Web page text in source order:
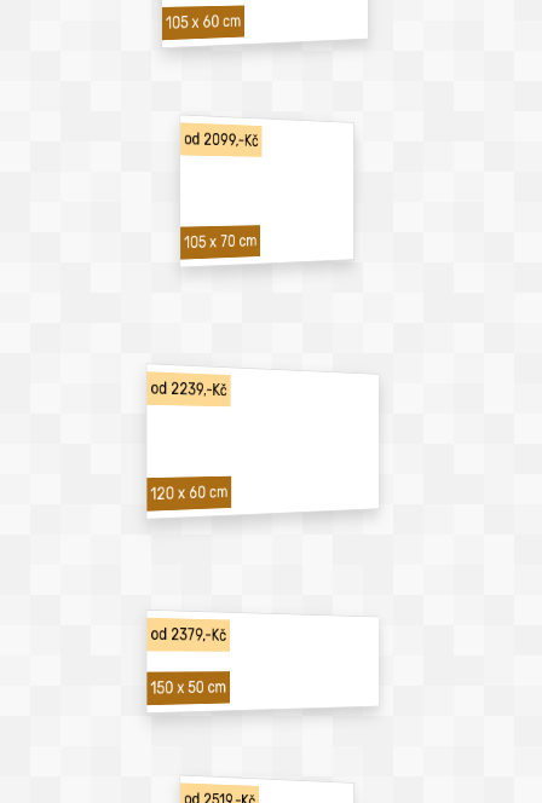
105 x 60 cm
od 2099,-Kč
105 x 70 cm
od 2239,-Kč
120 x 60 cm
od 2379,-Kč
150 x 50 cm